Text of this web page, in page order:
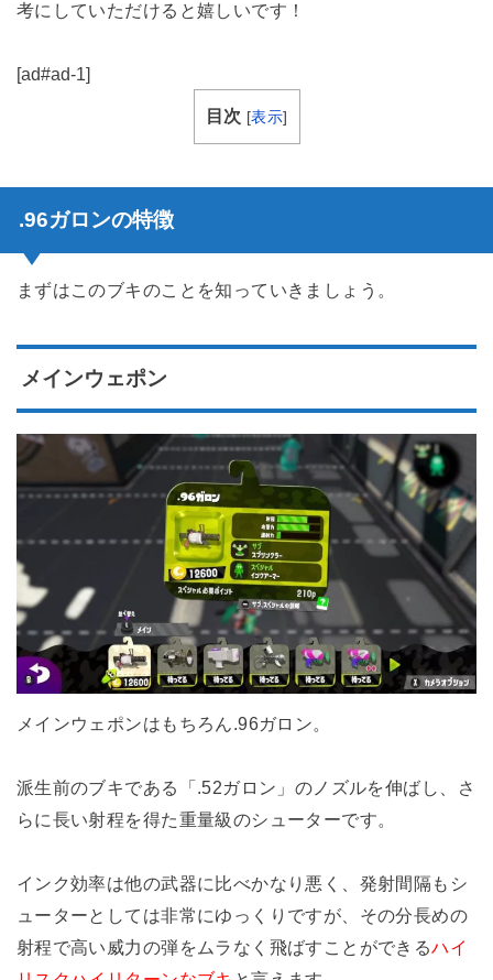
考にしていただけると嬉しいです！
[ad#ad-1]
目次 [表示]
.96ガロンの特徴
まずはこのブキのことを知っていきましょう。
メインウェポン
メインウェポンはもちろん.96ガロン。
派生前のブキである「.52ガロン」のノズルを伸ばし、さ
らに長い射程を得た重量級のシューターです。
インク効率は他の武器に比べかなり悪く、発射間隔もシ
ューターとしては非常にゆっくりですが、その分長めの
射程で高い威力の弾をムラなく飛ばすことができるハイ